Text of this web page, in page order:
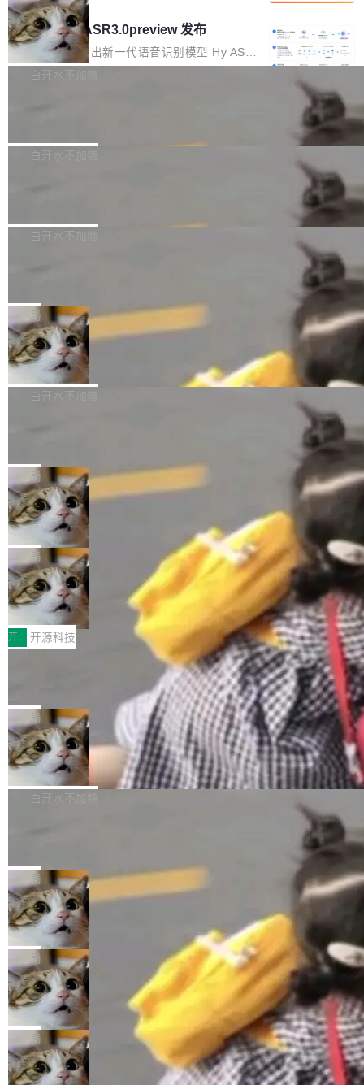
内涵与结构关联，导致开发者使用代码智能体在
理解大规模代码仓时面临显著"代码仓理解"瓶
颈。 代码仓深度理解服务（以下简称" CodeBas
e深度理解服务"）是华为云码道（CodeA...
移到B集群，王某都回复了"收到"。 他没有迁移
数据。2024年9月3日下午4点，他使用此前登录
的账号密码进入A集群，输入了一条被程序员圈
称为"删库跑路"的命令——最高管理员权限、无
自研的多个文生3D和...
的 Kimi K 系列和智谱的 GLM 都是长上下文、M
oE 架构的大模型，好用到让人上瘾，但 GPU 显
存永远不够用。 Cloudflare 的 Workers AI 团队
一直在跑这些模型的推理。他们在官方博客上发
整性保护。效果是：吞吐量提升 41%，每 token
腾讯混元 Hy ASR3.0preview 发布
腾讯混元正式推出新一代语音识别模型 Hy ASR
3.0preview。基于最新一代大语言模型 Hy3 的
让语音识别不再只是听清，而是真正听懂。通过
w 不要求标准普通话，方言识别覆盖粤语、吴语
白开水不加糖
新和少量网页兼容性修复版本。 Changes/fixe
容提供的字体时出现的几个问题 为避免音频加
质的最低采样率）的音频格式将被拒绝 修复了 C
SS 圆角虚线样式中可能存在的问题 如果表单中
的图像元素不在同一个子树中，则它们将不再关
联 加...
白开水不加糖
发布的 Release Notes，他利用 AI 工具（如 Co
最强的若干项。对于尚未正式发版的 PG 19，则
通过拉取过去一年内（从 PG 18 Beta1 时间点
至今）的所有 commit，同样交由 AI 分析提炼。
经过人工复核，准确度令人满意。这一方法也为
社区爱好者提供了高效跟踪新版本的思路。
白开水不加糖
维护工作一直与我的日常工作、家务、社交生活
和休闲娱乐竞争时间。" 这是 libexpat 维护者 S
ebastian Pipping 写在博客里的话。8 月 4 日，
他宣布了一个新消息：从 2026 年 8 月 1 日起，
他可以全职维护 libexpat 了，最长 6 个月。发
库之一。你的操作系统、浏览器、无数的基础设
施软件，很可能都在用它。而过去十年，维护它
的人一直在用业余...
局
Firefox 153.0.3 发布
Firefox 153.0.3 现已发布，具体更新内容如
下： New Smart Window 包含多项增强功能：
gi?id=2019042">Bug&nbsp;2019042</a>）</l
i> <li>现在，助手可以直接使用 Exa 的网络搜索
结果回答问题，而无需将问题转交给搜索引擎。
（<a href="https://bugzilla.mozilla.org/show_
bug.cgi?id=204...
白开水不加糖
的 npm 包。项目的核心论点是：容器不适合 Ag
ent 计算。真正适合的，是 Isolate。 Cloudflare
工程师在这件事上没什么可谦虚的——他们用 W
orkers 跑了十年 Isolate。用 CEO Matthew Pri
nce 的话说：「我们一生都在用 Isolate 运行代
码，而 AI Agent 不需要容器，它们需要的是 Iso
late。」 容器为什么不合适 容器的问题在于启动
和销毁都太重了。一个 Agent 要执行的任务可能
只需要几毫秒的 CPU 时间，但容器从冷启动到
就绪要花数秒。如果未来有十...
局
OpenAI 公开邮件和聊天记录回应苹果
诉讼，称“Apple is getting this wron
g”
上个月，苹果一纸诉状把 OpenAI 告上法庭，指
控其挖角苹果前员工并窃取商业秘密。苹果的诉
状把 OpenAI 描述成一个系统性地从前东家挖
人、套取机密信息的对手。 OpenAI 没发律师
函，也没选择庭外沉默。它在官网贴了一篇博
文，标题只有六个字：Apple is getting this wro
ng。 然后，它把邮件往来和 iMessage 聊天记
录全贴了出来。 他发错人了 苹果外部律师 Gabr
iel Gross 来自 Weil 律所，2 月 23 日下午 5:53
给 OpenAI 总法律顾问 Che Chang 发了封邮
件，附了一封长信，要求 OpenAI 配合调查前苹
果员工带走机密信...
局
HUAWEI MatePad Edge上架WorkBu
ddy鸿蒙PC版，说话就能干活的AI办公
搭子
全能AI工作台WorkBuddy鸿蒙PC版上架HUAWE
I MatePad Edge应用市场，直接下载即可使
用，与鸿蒙电脑上的体验一致。值得一提的是，
这是目前市面上唯一支持平板接入WorkBuddy P
C版的产品，搭载“人机双写”重磅功能——你写
你的，AI写AI的，同屏协作互不干扰。一句话让
AI帮你干活，现在开启全新体验！ 温馨提示：
体验WorkBuddy鸿蒙PC版前，请将 HUAWEI M
atePad Edge 升级至 HarmonyOS 6.1.0.135S
P9 patch03及以上版本。 *升级路径：设置 > 搜
开 开源科技
FFmpeg 9.0 发布：代号“Lei”，以此纪
全球知名开源多媒体框架 FFmpeg 今天正式发
布了 9.0 版本。这个版本除了带来新一代音视频
处理能力和硬件加速支持之外，还有一个特殊之
处：FFmpeg 9.0 的代号是“Lei”。 这个名字，
来自中国开发者雷霄骅（Lei Xiaohua）。 对于
很多中国音视频开发者而言，这个名字并不陌
“启蒙老师”。 而今年，恰好是雷霄骅离世十周
年。FFmpeg 社区最终选择用一个大版本的名
字，留下了这份纪念。 雷霄骅曾是中国传媒大学
数字电视技术方向的博士生，长期从事视频、音
频技...
局
亚马逊成本失控：AI 写代码烧掉 1215
万元，超预算 860%
外媒近日曝光了亚马逊的多份内部报告显示，AI
导致公司在多个项目上超支。《金融时报》报道
编写程序，目标是完成电商平台作者信息与商品
列表的数据匹配 —— 一项常规的数据处理任
务，最终却产生了 180 万美元的账单，实际支出
超出原定预算 860%。 更令人意外的是，该项目
最终并未成功落地，而高额算力消耗持续运行长
达 5 个月，公司直到财务对账时才察觉异常。这
意味着一个无人看管的 AI 程序，在近半年时间
里日夜不停地"烧钱"。 复盘显示，...
白开水不加糖
e CEO Clément Delangue 在 CNBC 的采访里
没有拐弯抹角。他说中国正在赢得 AI 竞赛，而
且按目前的速度，中国 AI 工具预计在今年底或
2027 年就能追上美国前沿实验室的水平。 Dela
ngue 把原因归结为一件事：开放协作。中国的
AI 开发者在一个共享和协作的生态里加速迭代，
而美国模型厂商在"闭门造车"。他的原话是 "buil
ding in silos"——各自为战，互不通气。 这个判
断从他嘴里说出来分量不同。Hugging Face 是
全球最大的开源 AI 平台，上面跑着上百万个模
型。谁在开源赛道上领先，...
局
当 AI agent 把源码变成了最好的扩展系
统，开发者工具必须开源
五年前，David Crawshaw 问过很多软件工程师
一个问题：你写过什么给自己用的程序？答案几
乎都是没有。工程师们整天用别人写的程序写程
序给别人用。偶尔有人自己写个博客系统、智能
家居控制、家庭实验室，都算稀奇事。 Crawsh
aw 是 Shelley 的作者，一个开源 AI coding age
nt。他最近在博客上写了一篇文章，核心论点很
简单：开发者工具必须开源。 理由不是传统的自
局
DeepSeek Harness 宣布内测邀请，全
网最大规模开源 Agent 路演现场诞生
一条内测招募帖，发出去的时候大概没人想到它
会变成一场开源 Agent 生态的路演。 8月1日，
DeepSeek Harness 团队负责人崔添翼（tiany
i）在 X 上发帖： 「如果你是 Agent Harness 相
局
商汤 SenseNova U1.5-Lite-Preview